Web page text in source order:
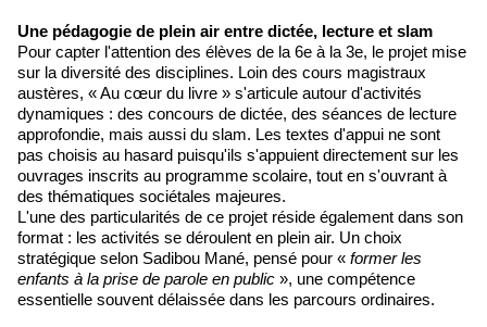
Une pédagogie de plein air entre dictée, lecture et slam
Pour capter l'attention des élèves de la 6e à la 3e, le projet mise
sur la diversité des disciplines. Loin des cours magistraux
austères, « Au cœur du livre » s'articule autour d'activités
dynamiques : des concours de dictée, des séances de lecture
approfondie, mais aussi du slam. Les textes d'appui ne sont
pas choisis au hasard puisqu'ils s'appuient directement sur les
ouvrages inscrits au programme scolaire, tout en s'ouvrant à
des thématiques sociétales majeures.
L'une des particularités de ce projet réside également dans son
format : les activités se déroulent en plein air. Un choix
stratégique selon Sadibou Mané, pensé pour « former les
enfants à la prise de parole en public », une compétence
essentielle souvent délaissée dans les parcours ordinaires.